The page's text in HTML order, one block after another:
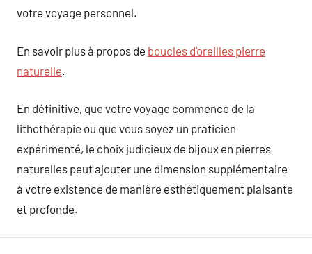
votre voyage personnel.
En savoir plus à propos de boucles d’oreilles pierre
naturelle.
En définitive, que votre voyage commence de la
lithothérapie ou que vous soyez un praticien
expérimenté, le choix judicieux de bijoux en pierres
naturelles peut ajouter une dimension supplémentaire
à votre existence de manière esthétiquement plaisante
et profonde.